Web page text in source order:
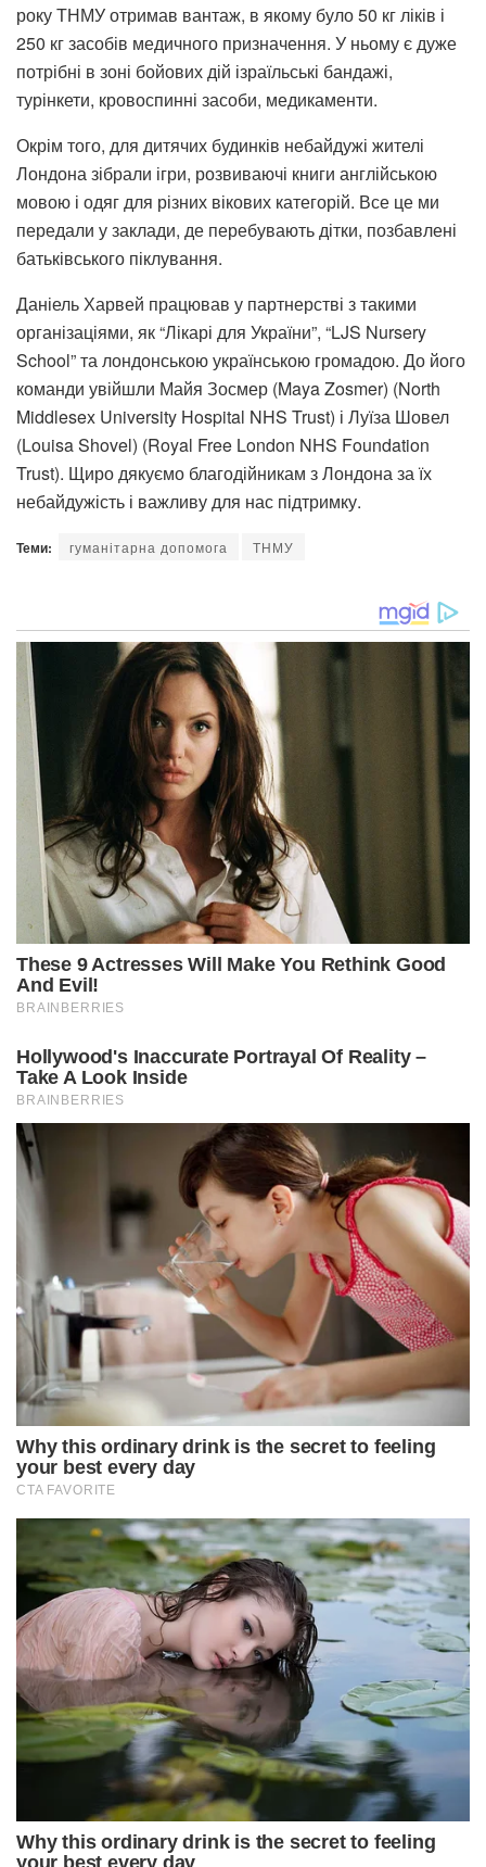
року ТНМУ отримав вантаж, в якому було 50 кг ліків і
250 кг засобів медичного призначення. У ньому є дуже
потрібні в зоні бойових дій ізраїльські бандажі,
турінкети, кровоспинні засоби, медикаменти.
Окрім того, для дитячих будинків небайдужі жителі
Лондона зібрали ігри, розвиваючі книги англійською
мовою і одяг для різних вікових категорій. Все це ми
передали у заклади, де перебувають дітки, позбавлені
батьківського піклування.
Даніель Харвей працював у партнерстві з такими
організаціями, як “Лікарі для України”, “LJS Nursery
School” та лондонською українською громадою. До його
команди увійшли Майя Зосмер (Maya Zosmer) (North
Middlesex University Hospital NHS Trust) і Луїза Шовел
(Louisa Shovel) (Royal Free London NHS Foundation
Trust). Щиро дякуємо благодійникам з Лондона за їх
небайдужість і важливу для нас підтримку.
Теми: гуманітарна допомога ТНМУ